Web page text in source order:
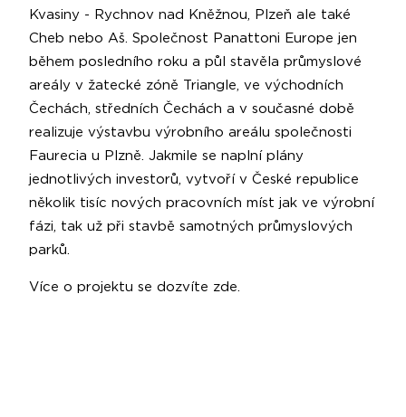
Kvasiny - Rychnov nad Kněžnou, Plzeň ale také
Cheb nebo Aš. Společnost Panattoni Europe jen
během posledního roku a půl stavěla průmyslové
areály v žatecké zóně Triangle, ve východních
Čechách, středních Čechách a v současné době
realizuje výstavbu výrobního areálu společnosti
Faurecia u Plzně. Jakmile se naplní plány
jednotlivých investorů, vytvoří v České republice
několik tisíc nových pracovních míst jak ve výrobní
fázi, tak už při stavbě samotných průmyslových
parků.
Více o projektu se dozvíte zde.